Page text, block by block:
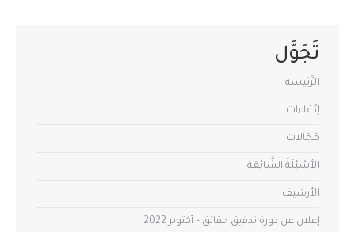
تَجَوَّل
الرَّئِيسَة
اِدِّعَاءات
مَجَالات
الأسْئِلَةُ الشَّائِعَة
الأرشيف
إعلان عن دورة تدقيق حقائق – أكتوبر 2022